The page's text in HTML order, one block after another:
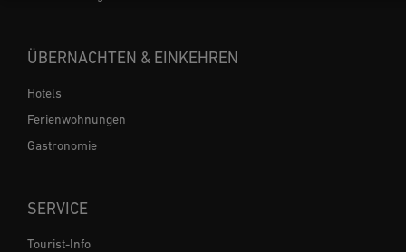
ÜBERNACHTEN & EINKEHREN
Hotels
Ferienwohnungen
Gastronomie
SERVICE
Tourist-Info